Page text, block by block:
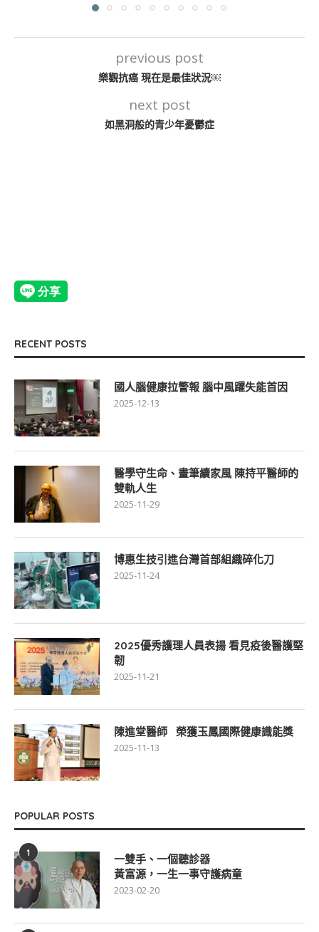
previous post
樂觀抗癌 現在是最佳狀況￼
next post
如黑洞般的青少年憂鬱症
RECENT POSTS
國人腦健康拉警報 腦中風躍失能首因
2025-12-13
醫學守生命、畫筆續家風 陳持平醫師的
雙軌人生
2025-11-29
博惠生技引進台灣首部組織碎化刀
2025-11-24
2025優秀護理人員表揚 看見疫後醫護堅
韌
2025-11-21
陳進堂醫師 榮獲玉鳳國際健康識能獎
2025-11-13
POPULAR POSTS
1
一雙手、一個聽診器
黃富源，一生一事守護病童
2023-02-20